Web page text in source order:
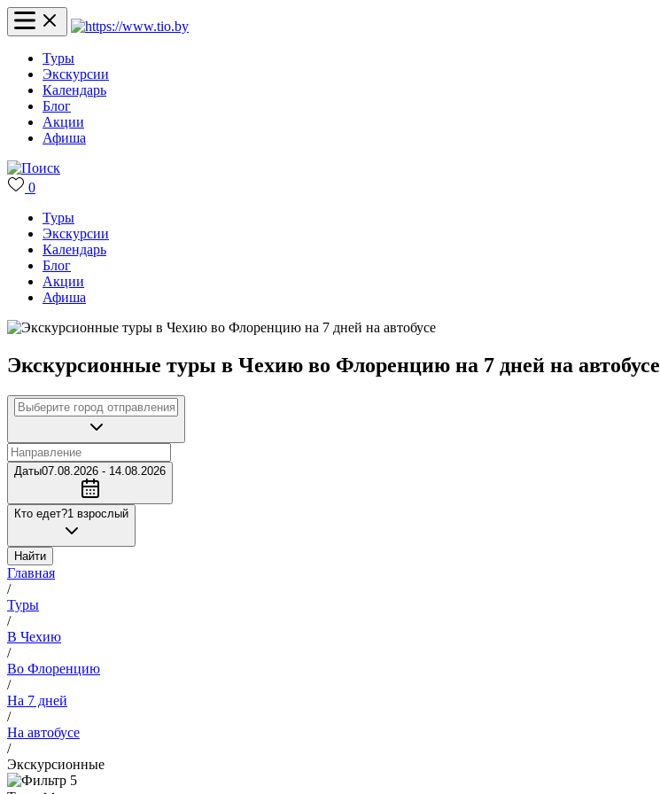
Туры
Экскурсии
Календарь
Блог
Акции
Афиша
0
Туры
Экскурсии
Календарь
Блог
Акции
Афиша
Экскурсионные туры в Чехию во Флоренцию на 7 дней на автобусе
Даты07.08.2026 - 14.08.2026
Кто едет?1 взрослый
Найти
Главная
/
Туры
/
В Чехию
/
Во Флоренцию
/
На 7 дней
/
На автобусе
/
Экскурсионные
5